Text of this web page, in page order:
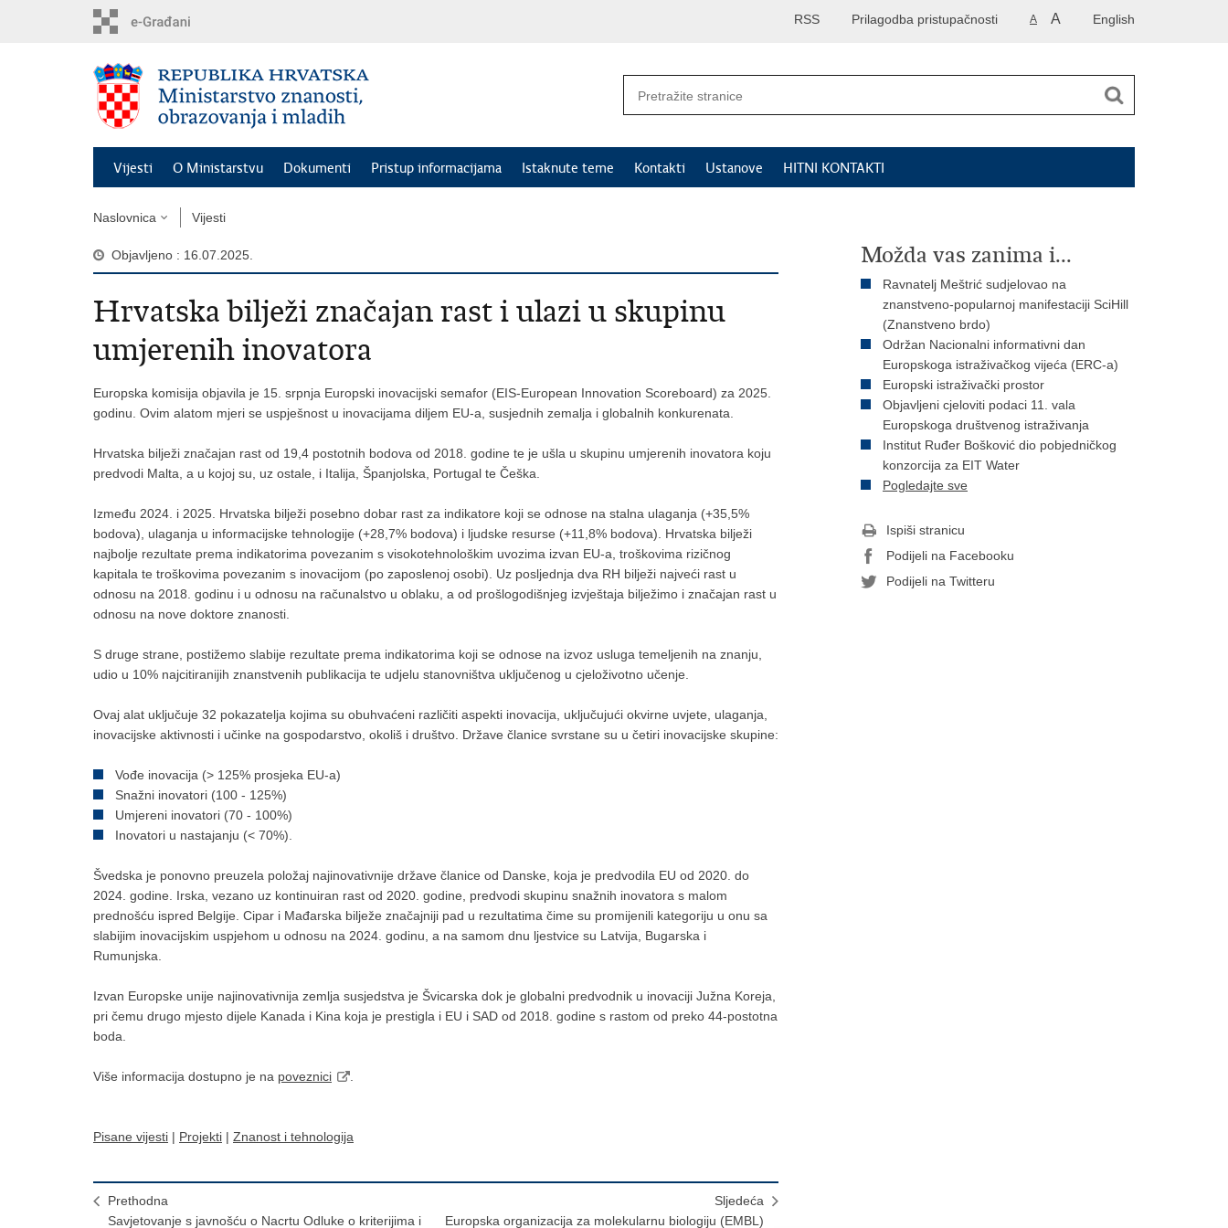
English
A A
Prilagodba pristupačnosti
RSS
Vijesti O Ministarstvu Dokumenti Pristup informacijama Istaknute teme Kontakti Ustanove HITNI KONTAKTI
Naslovnica Vijesti
Objavljeno : 16.07.2025.
Hrvatska bilježi značajan rast i ulazi u skupinu
umjerenih inovatora
Europska komisija objavila je 15. srpnja Europski inovacijski semafor (EIS-European Innovation Scoreboard) za 2025.
godinu. Ovim alatom mjeri se uspješnost u inovacijama diljem EU-a, susjednih zemalja i globalnih konkurenata.
Hrvatska bilježi značajan rast od 19,4 postotnih bodova od 2018. godine te je ušla u skupinu umjerenih inovatora koju
predvodi Malta, a u kojoj su, uz ostale, i Italija, Španjolska, Portugal te Češka.
Između 2024. i 2025. Hrvatska bilježi posebno dobar rast za indikatore koji se odnose na stalna ulaganja (+35,5%
bodova), ulaganja u informacijske tehnologije (+28,7% bodova) i ljudske resurse (+11,8% bodova). Hrvatska bilježi
najbolje rezultate prema indikatorima povezanim s visokotehnološkim uvozima izvan EU-a, troškovima rizičnog
kapitala te troškovima povezanim s inovacijom (po zaposlenoj osobi). Uz posljednja dva RH bilježi najveći rast u
odnosu na 2018. godinu i u odnosu na računalstvo u oblaku, a od prošlogodišnjeg izvještaja bilježimo i značajan rast u
odnosu na nove doktore znanosti.
S druge strane, postižemo slabije rezultate prema indikatorima koji se odnose na izvoz usluga temeljenih na znanju,
udio u 10% najcitiranijih znanstvenih publikacija te udjelu stanovništva uključenog u cjeloživotno učenje.
Ovaj alat uključuje 32 pokazatelja kojima su obuhvaćeni različiti aspekti inovacija, uključujući okvirne uvjete, ulaganja,
inovacijske aktivnosti i učinke na gospodarstvo, okoliš i društvo. Države članice svrstane su u četiri inovacijske skupine:
Vođe inovacija (> 125% prosjeka EU-a)
Snažni inovatori (100 - 125%)
Umjereni inovatori (70 - 100%)
Inovatori u nastajanju (< 70%).
Švedska je ponovno preuzela položaj najinovativnije države članice od Danske, koja je predvodila EU od 2020. do
2024. godine. Irska, vezano uz kontinuiran rast od 2020. godine, predvodi skupinu snažnih inovatora s malom
prednošću ispred Belgije. Cipar i Mađarska bilježe značajniji pad u rezultatima čime su promijenili kategoriju u onu sa
slabijim inovacijskim uspjehom u odnosu na 2024. godinu, a na samom dnu ljestvice su Latvija, Bugarska i
Rumunjska.
Izvan Europske unije najinovativnija zemlja susjedstva je Švicarska dok je globalni predvodnik u inovaciji Južna Koreja,
pri čemu drugo mjesto dijele Kanada i Kina koja je prestigla i EU i SAD od 2018. godine s rastom od preko 44-postotna
boda.
Više informacija dostupno je na poveznici
Pisane vijesti | Projekti | Znanost i tehnologija
Prethodna
Savjetovanje s javnošću o Nacrtu Odluke o kriterijima i
Sljedeća
Europska organizacija za molekularnu biologiju (EMBL)
Možda vas zanima i...
Ravnatelj Meštrić sudjelovao na
znanstveno-popularnoj manifestaciji SciHill
(Znanstveno brdo)
Održan Nacionalni informativni dan
Europskoga istraživačkog vijeća (ERC-a)
Europski istraživački prostor
Objavljeni cjeloviti podaci 11. vala
Europskoga društvenog istraživanja
Institut Ruđer Bošković dio pobjedničkog
konzorcija za EIT Water
Pogledajte sve
Ispiši stranicu
Podijeli na Facebooku
Podijeli na Twitteru